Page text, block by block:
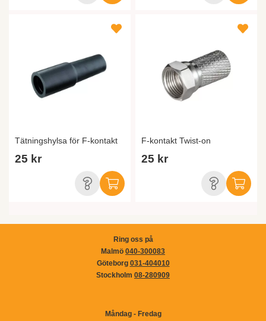
Tätningshylsa för F-kontakt
25 kr
F-kontakt Twist-on
25 kr
Ring oss på
Malmö 040-300083
Göteborg 031-404010
Stockholm 08-280909
Måndag - Fredag